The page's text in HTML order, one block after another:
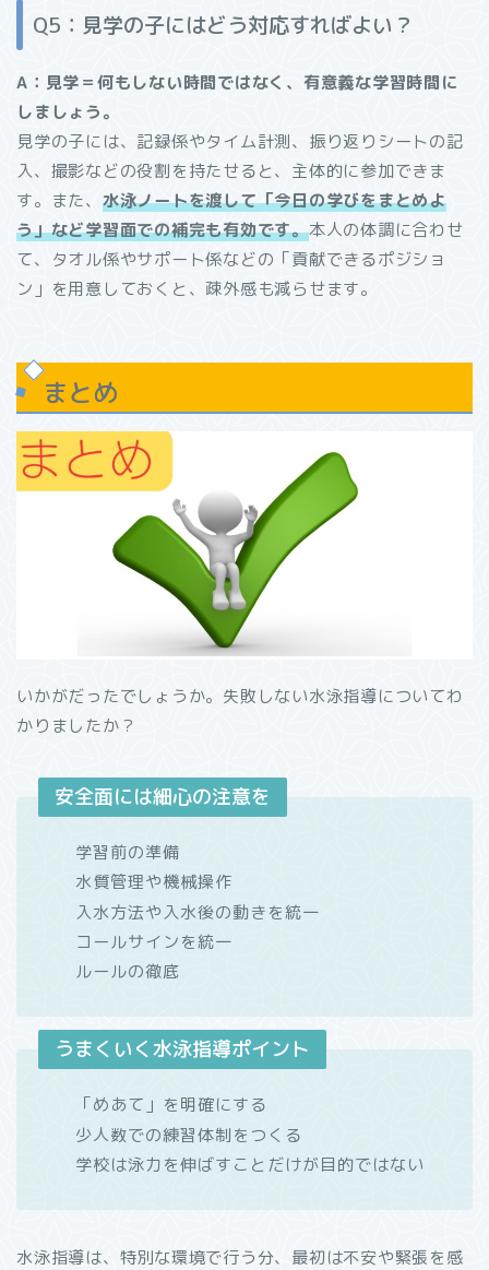
Q5：見学の子にはどう対応すればよい？
A：見学＝何もしない時間ではなく、有意義な学習時間に
しましょう。
見学の子には、記録係やタイム計測、振り返りシートの記
入、撮影などの役割を持たせると、主体的に参加できま
す。また、 水泳ノートを渡して「今日の学びをまとめよ
う」など学習面での補完も有効です。本人の体調に合わせ
て、タオル係やサポート係などの「貢献できるポジショ
ン」を用意しておくと、疎外感も減らせます。
まとめ
いかがだったでしょうか。失敗しない水泳指導についてわ
かりましたか？
安全面には細心の注意を
学習前の準備
水質管理や機械操作
入水方法や入水後の動きを統一
コールサインを統一
ルールの徹底
うまくいく水泳指導ポイント
「めあて」を明確にする
少人数での練習体制をつくる
学校は泳力を伸ばすことだけが目的ではない
水泳指導は、特別な環境で行う分、最初は不安や緊張を感